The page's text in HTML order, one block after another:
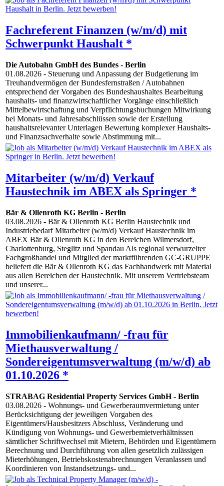
Fachreferent Finanzen (w/m/d) mit
Schwerpunkt Haushalt *
Die Autobahn GmbH des Bundes - Berlin
01.08.2026 - Steuerung und Anpassung der Budgetierung im
Treuhandvermögen der Bundesfernstraßen / Autobahnen
entsprechend der Vorgaben des Bundeshaushaltes Bearbeitung
haushalts- und finanzwirtschaftlicher Vorgänge einschließlich
Mittelbewirtschaftung und Verpflichtungsbuchungen Mitwirkung
bei Monats- und Jahresabschlüssen sowie der Erstellung
haushaltsrelevanter Unterlagen Bewertung komplexer Haushalts-
und Finanzsachverhalte sowie Abstimmung mit...
Mitarbeiter (w/m/d) Verkauf
Haustechnik im ABEX als Springer *
Bär & Ollenroth KG Berlin - Berlin
03.08.2026 - Bär & Ollenroth KG Berlin Haustechnik und
Industriebedarf Mitarbeiter (w/m/d) Verkauf Haustechnik im
ABEX Bär & Ollenroth KG in den Bereichen Wilmersdorf,
Charlottenburg, Steglitz und Spandau Als regional verwurzelter
Fachgroßhandel und Mitglied der marktführenden GC-GRUPPE
beliefert die Bär & Ollenroth KG das Fachhandwerk mit Material
aus allen Bereichen der Haustechnik. Mit unserem Vertriebsteam
und unserer...
Immobilienkaufmann/ -frau für
Miethausverwaltung /
Sondereigentumsverwaltung (m/w/d) ab
01.10.2026 *
STRABAG Residential Property Services GmbH- Berlin
03.08.2026 - Wohnungs- und Gewerberaumvermietung unter
Berücksichtigung der jeweiligen Vorgaben des
Eigentümers/Hausbesitzers Abschluss, Veränderung und
Kündigung von Wohnungs- und Gewerbemietverhältnissen
sämtlicher Schriftwechsel mit Mietern, Behörden und Eigentümern
Berechnung und Durchführung von allen gesetzlich zulässigen
Mieterhöhungen, Betriebskostenabrechnungen Veranlassen und
Koordinieren von Instandsetzungs- und...